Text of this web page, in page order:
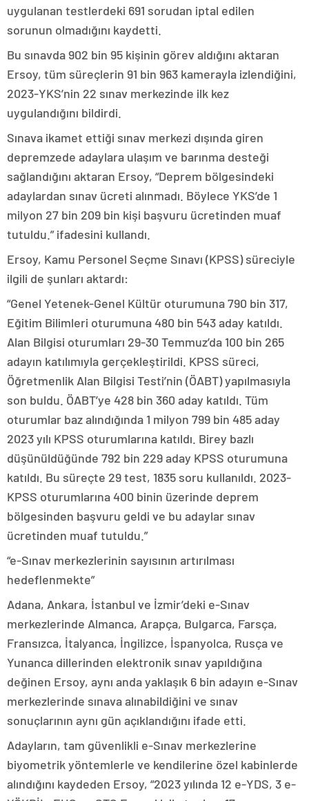
uygulanan testlerdeki 691 sorudan iptal edilen
sorunun olmadığını kaydetti.
Bu sınavda 902 bin 95 kişinin görev aldığını aktaran
Ersoy, tüm süreçlerin 91 bin 963 kamerayla izlendiğini,
2023-YKS’nin 22 sınav merkezinde ilk kez
uygulandığını bildirdi.
Sınava ikamet ettiği sınav merkezi dışında giren
depremzede adaylara ulaşım ve barınma desteği
sağlandığını aktaran Ersoy, “Deprem bölgesindeki
adaylardan sınav ücreti alınmadı. Böylece YKS’de 1
milyon 27 bin 209 bin kişi başvuru ücretinden muaf
tutuldu.” ifadesini kullandı.
Ersoy, Kamu Personel Seçme Sınavı (KPSS) süreciyle
ilgili de şunları aktardı:
“Genel Yetenek-Genel Kültür oturumuna 790 bin 317,
Eğitim Bilimleri oturumuna 480 bin 543 aday katıldı.
Alan Bilgisi oturumları 29-30 Temmuz’da 100 bin 265
adayın katılımıyla gerçekleştirildi. KPSS süreci,
Öğretmenlik Alan Bilgisi Testi’nin (ÖABT) yapılmasıyla
son buldu. ÖABT’ye 428 bin 360 aday katıldı. Tüm
oturumlar baz alındığında 1 milyon 799 bin 485 aday
2023 yılı KPSS oturumlarına katıldı. Birey bazlı
düşünüldüğünde 792 bin 229 aday KPSS oturumuna
katıldı. Bu süreçte 29 test, 1835 soru kullanıldı. 2023-
KPSS oturumlarına 400 binin üzerinde deprem
bölgesinden başvuru geldi ve bu adaylar sınav
ücretinden muaf tutuldu.”
“e-Sınav merkezlerinin sayısının artırılması
hedeflenmekte”
Adana, Ankara, İstanbul ve İzmir’deki e-Sınav
merkezlerinde Almanca, Arapça, Bulgarca, Farsça,
Fransızca, İtalyanca, İngilizce, İspanyolca, Rusça ve
Yunanca dillerinden elektronik sınav yapıldığına
değinen Ersoy, aynı anda yaklaşık 6 bin adayın e-Sınav
merkezlerinde sınava alınabildiğini ve sınav
sonuçlarının aynı gün açıklandığını ifade etti.
Adayların, tam güvenlikli e-Sınav merkezlerine
biyometrik yöntemlerle ve kendilerine özel kabinlerde
alındığını kaydeden Ersoy, “2023 yılında 12 e-YDS, 3 e-